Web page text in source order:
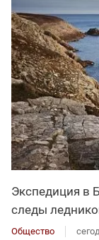
Экспедиция в
следы
Общество